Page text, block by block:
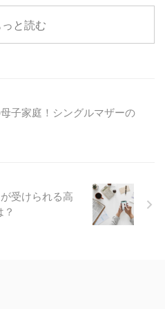
っと読む
子家庭！シングルマザーの
受けられる高